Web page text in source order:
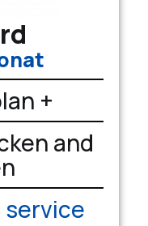
+
and
service